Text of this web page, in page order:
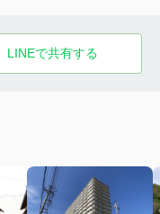
LINEで共有する